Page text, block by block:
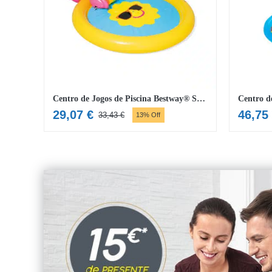
Centro de Jogos de Piscina Bestway® Sunnyland Splash
33,43€O
era:
33,43 €.
29,07 €
O
é:
29,07 €.
13% Off 46,75